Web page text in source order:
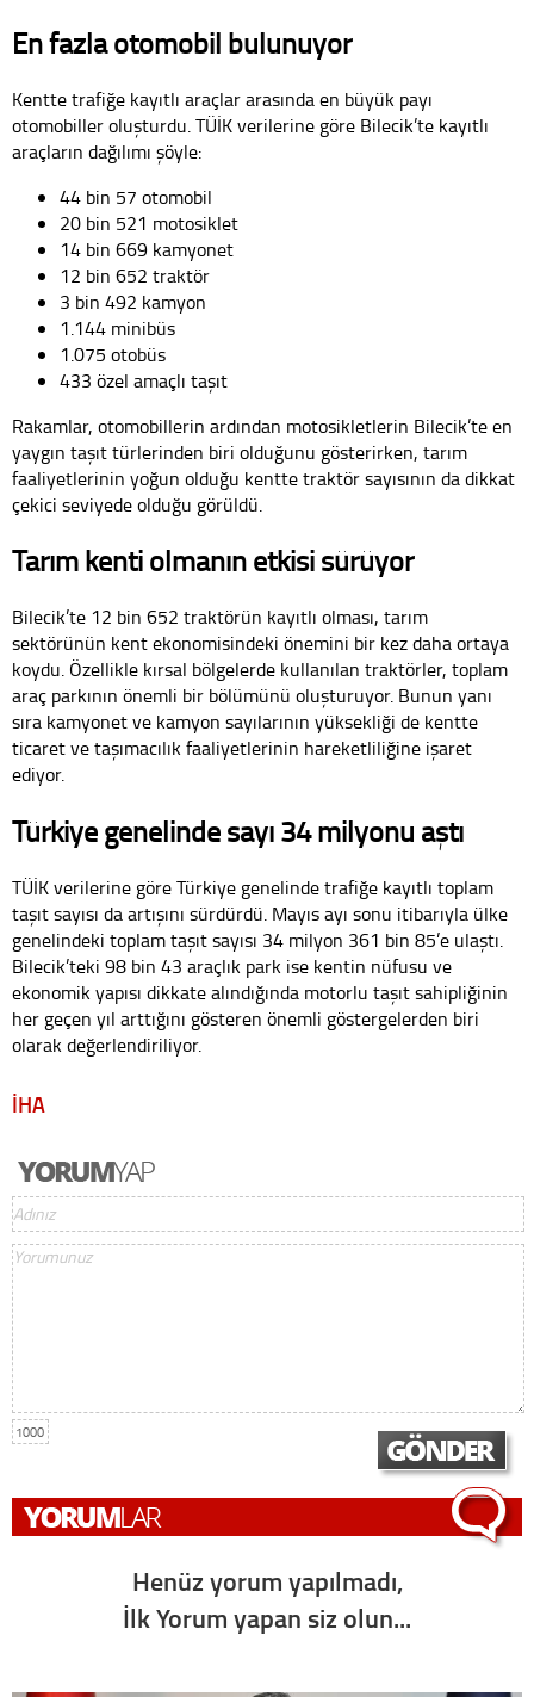
En fazla otomobil bulunuyor
Kentte trafiğe kayıtlı araçlar arasında en büyük payı
otomobiller oluşturdu. TÜİK verilerine göre Bilecik’te kayıtlı
araçların dağılımı şöyle:
44 bin 57 otomobil
20 bin 521 motosiklet
14 bin 669 kamyonet
12 bin 652 traktör
3 bin 492 kamyon
1.144 minibüs
1.075 otobüs
433 özel amaçlı taşıt
Rakamlar, otomobillerin ardından motosikletlerin Bilecik’te en
yaygın taşıt türlerinden biri olduğunu gösterirken, tarım
faaliyetlerinin yoğun olduğu kentte traktör sayısının da dikkat
çekici seviyede olduğu görüldü.
Tarım kenti olmanın etkisi sürüyor
Bilecik’te 12 bin 652 traktörün kayıtlı olması, tarım
sektörünün kent ekonomisindeki önemini bir kez daha ortaya
koydu. Özellikle kırsal bölgelerde kullanılan traktörler, toplam
araç parkının önemli bir bölümünü oluşturuyor. Bunun yanı
sıra kamyonet ve kamyon sayılarının yüksekliği de kentte
ticaret ve taşımacılık faaliyetlerinin hareketliliğine işaret
ediyor.
Türkiye genelinde sayı 34 milyonu aştı
TÜİK verilerine göre Türkiye genelinde trafiğe kayıtlı toplam
taşıt sayısı da artışını sürdürdü. Mayıs ayı sonu itibarıyla ülke
genelindeki toplam taşıt sayısı 34 milyon 361 bin 85’e ulaştı.
Bilecik’teki 98 bin 43 araçlık park ise kentin nüfusu ve
ekonomik yapısı dikkate alındığında motorlu taşıt sahipliğinin
her geçen yıl arttığını gösteren önemli göstergelerden biri
olarak değerlendiriliyor.
İHA
1000
Henüz yorum yapılmadı,
İlk Yorum yapan siz olun...